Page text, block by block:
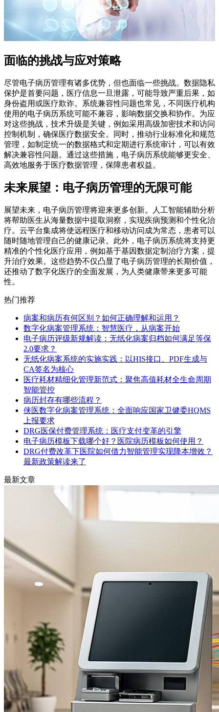
面临的挑战与应对策略
尽管电子病历管理有诸多优势，但也面临一些挑战。数据隐私
保护是首要问题，医疗信息一旦泄露，可能导致严重后果，如
身份盗用或医疗欺诈。系统兼容性问题也常见，不同医疗机构
使用的电子病历系统可能不兼容，影响数据交换和协作。为应
对这些挑战，技术升级是关键，例如采用高级加密技术和访问
控制机制，确保医疗数据安全。同时，推动行业标准化和规范
管理，如制定统一的数据格式和定期进行系统审计，可以有效
解决兼容性问题。通过这些措施，电子病历系统能够更安全、
高效地服务于医疗数据管理，保障患者权益。
未来展望：电子病历管理的无限可能
展望未来，电子病历管理将迎来更多创新。人工智能辅助分析
将帮助医生从海量数据中提取洞察，实现疾病预测和个性化治
疗。云平台集成将使远程医疗和移动访问成为常态，患者可以
随时随地管理自己的健康记录。此外，电子病历系统将支持更
精准的个性化医疗应用，例如基于基因数据定制治疗方案，提
升治疗效果。这些趋势不仅凸显了电子病历管理的长期价值，
还推动了数字化医疗的全面发展，为人类健康带来更多可能
性。
热门推荐
病案和病历有何区别？如何正确理解和运用？
数字化病案管理系统：智慧医疗，从病案开始
电子病历评级新规解读：无纸化病案归档如何满足等保
2.0要求？
无纸化病案系统的实施实践：以HIS接口、PDF生成与
CA签名为核心
医疗耗材精细化管理新范式：聚焦高值耗材全生命周期
智能管控
病历封存有哪些流程？
侠医数字化病案管理系统：全面响应国家卫健委HQMS
上报要求
DRG医保付费管理系统：医疗支付变革的引擎
电子病历模板下载哪个好？医院病历模板如何使用？
DRG付费改革下医院如何借力智能管理实现降本增效？
最新政策解读来了
最新文章